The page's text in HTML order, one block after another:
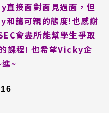
直接面對面見過面，但
和藹可親的態度!也感謝
會盡所能幫學生爭取
課程! 也希望Vicky企
~